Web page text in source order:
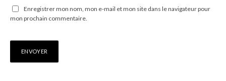
Enregistrer mon nom, mon e-mail et mon site dans le navigateur pour
mon prochain commentaire.